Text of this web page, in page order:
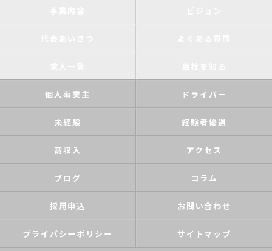
個人事業主 ドライバー
未経験 経験者優遇
高収入 アクセス
ブログ コラム
採用申込 お問い合わせ
プライバシーポリシー サイトマップ